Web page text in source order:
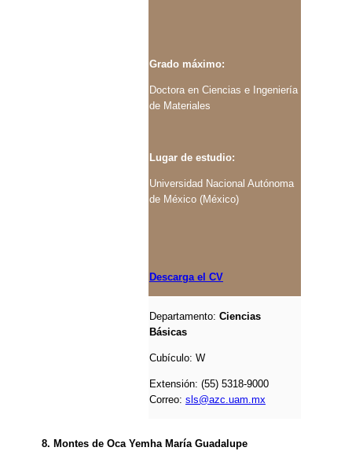
Grado máximo:
Doctora en Ciencias e Ingeniería
de Materiales
Lugar de estudio:
Universidad Nacional Autónoma
de México (México)
Descarga el CV
Departamento: Ciencias
Básicas
Cubículo: W
Extensión: (55) 5318-9000
Correo: sls@azc.uam.mx
8. Montes de Oca Yemha María Guadalupe